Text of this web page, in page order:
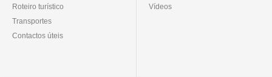
Roteiro turístico
Transportes
Contactos úteis
Vídeos